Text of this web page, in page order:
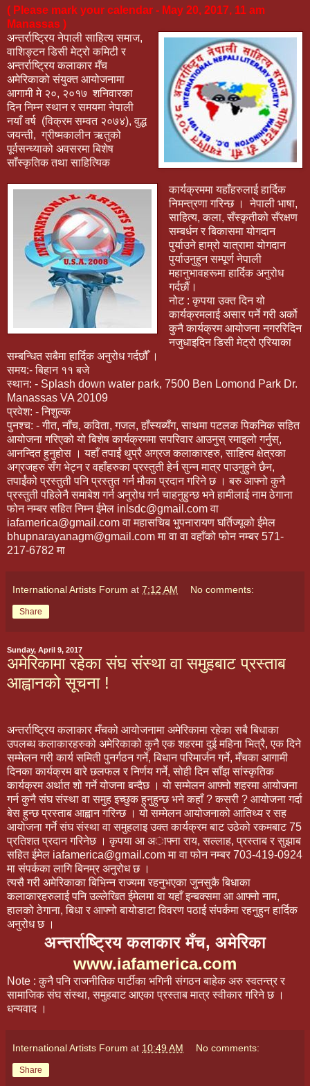
( Please mark your calendar - May 20, 2017, 11 am
Manassas )
अन्तर्राष्ट्रिय नेपाली साहित्य समाज,
वाशिङ्टन डिसी मेट्रो कमिटी र
अन्तर्राष्ट्रिय कलाकार मँच
अमेरिकाको संयुक्त आयोजनामा
आगामी मे २०, २०१७ शनिवारका
दिन निम्न स्थान र समयमा नेपाली
नयाँ वर्ष (विक्रम सम्वत २०७४), वुद्ध
जयन्ती, ग्रीष्मकालीन ऋतुको
पूर्वसन्ध्याको अवसरमा बिशेष
साँस्कृतिक तथा साहित्यिक
कार्यक्रममा यहाँहरुलाई हार्दिक
निमन्त्रणा गरिन्छ । नेपाली भाषा,
साहित्य, कला, सँस्कृतीको सँरक्षण
सम्बर्धन र बिकासमा योगदान
पुर्याउने हाम्रो यात्रामा योगदान
पुर्याउनुहुन सम्पूर्ण नेपाली
महानुभावहरूमा हार्दिक अनुरोध
गर्दछौं।
नोट : कृपया उक्त दिन यो
कार्यक्रमलाई असार पर्ने गरी अर्को
कुनै कार्यक्रम आयोजना नगररिदिन
नजुधाइदिन डिसी मेट्रो एरियाका
सम्बन्धित सबैमा हार्दिक अनुरोध गर्दछौँ ।
समय:- बिहान ११ बजे
स्थान: - Splash down water park, 7500 Ben Lomond Park Dr.
Manassas VA 20109
प्रवेश: - निशुल्क
पुनश्च: - गीत, नाँच, कविता, गजल, हाँस्यब्यँग, साथमा पटलक पिकनिक सहित
आयोजना गरिएको यो बिशेष कार्यक्रममा सपरिवार आउनुस् रमाइलो गर्नुस्,
आनन्दित हुनुहोस । यहाँ तपाईं थुप्रै अग्रज कलाकारहरु, साहित्य क्षेत्रका
अग्रजहरु सँग भेट्न र वहाँहरुका प्रस्तुती हेर्न सुन्न मात्र पाउनुहुने छैन,
तपाईंको प्रस्तुती पनि प्रस्तुत गर्न मौका प्रदान गरिने छ । बरु आफ्नो कुनै
प्रस्तुती पहिलेनै समाबेश गर्न अनुरोध गर्न चाहनुहुन्छ भने हामीलाई नाम ठेगाना
फोन नम्बर सहित निम्न ईमेल inlsdc@gmail.com वा
iafamerica@gmail.com वा महासचिब भुपनारायण घर्तिज्यूको ईमेल
bhupnarayanagm@gmail.com मा वा वा वहाँको फोन नम्बर 571-
217-6782 मा
International Artists Forum at 7:12 AM No comments:
Share
Sunday, April 9, 2017
अमेरिकामा रहेका संघ संस्था वा समुहबाट प्रस्ताब
आह्वानको सूचना !
अन्तर्राष्ट्रिय कलाकार मँचको आयोजनामा अमेरिकामा रहेका सबै बिधाका
उपलब्ध कलाकारहरुको अमेरिकाको कुनै एक शहरमा दुई महिना भित्रै, एक दिने
सम्मेलन गरी कार्य समिती पुनर्गठन गर्ने, बिधान परिमार्जन गर्ने, मँचका आगामी
दिनका कार्यक्रम बारे छलफल र निर्णय गर्ने, सोही दिन साँझ सांस्कृतिक
कार्यक्रम अर्थात शो गर्ने योजना बन्दैछ । यो सम्मेलन आफ्नो शहरमा आयोजना
गर्न कुनै संघ संस्था वा समुह इच्छुक हुनुहुन्छ भने कहाँ ? कसरी ? आयोजना गर्दा
बेस हुन्छ प्रस्ताब आह्वान गरिन्छ । यो सम्मेलन आयोजनाको आतिथ्य र सह
आयोजना गर्ने संघ संस्था वा समुहलाइ उक्त कार्यक्रम बाट उठेको रकमबाट 75
प्रतिशत प्रदान गरिनेछ । कृपया आ अाफ्ना राय, सल्लाह, प्रस्ताब र सुझाब
सहित ईमेल iafamerica@gmail.com मा वा फोन नम्बर 703-419-0924
मा संपर्कका लागि बिनम्र अनुरोध छ ।
त्यसै गरी अमेरिकाका बिभिन्न राज्यमा रहनुभएका जुनसुकै बिधाका
कलाकारहरुलाई पनि उल्लेखित ईमेलमा वा यहाँ इन्बक्समा आ आफ्नो नाम,
हालको ठेगाना, बिधा र आफ्नो बायोडाटा विवरण पठाई संपर्कमा रहनुहुन हार्दिक
अनुरोध छ ।
अन्तर्राष्ट्रिय कलाकार मँच, अमेरिका
www.iafamerica.com
Note : कुनै पनि राजनीतिक पार्टीका भगिनी संगठन बाहेक अरु स्वतन्त्र र
सामाजिक संघ संस्था, समुहबाट आएका प्रस्ताब मात्र स्वीकार गरिने छ ।
धन्यवाद ।
International Artists Forum at 10:49 AM No comments:
Share